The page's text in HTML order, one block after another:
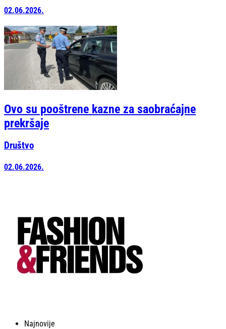
02.06.2026.
Ovo su pooštrene kazne za saobraćajne
prekršaje
Društvo
02.06.2026.
Najnovije